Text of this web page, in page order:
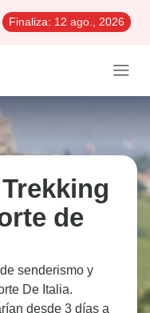
Finaliza: 12 ago., 2026
de
senderismo y
De Italia.
desde 3 días a